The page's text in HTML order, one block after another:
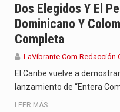
Dos Elegidos Y El
Dominicano Y
Completa
LaVibrante.Com Redacción
El Caribe vuelve a
lanzamiento de “Entera
LEER MÁS